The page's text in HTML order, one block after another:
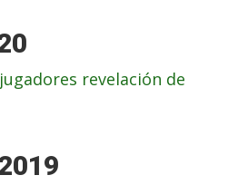
revelación de